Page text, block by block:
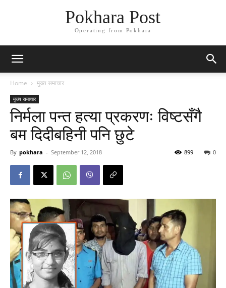
Pokhara Post
Operating from Pokhara
Home मुख्य समाचार
मुख्य समाचार
निर्मला पन्त हत्या प्रकरणः विष्टसँगै
बम दिदीबहिनी पनि छुटे
By pokhara - September 12, 2018 0
899